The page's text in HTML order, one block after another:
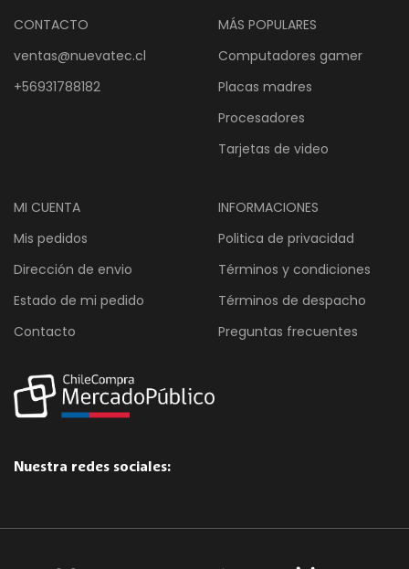
CONTACTO
ventas@nuevatec.cl
+56931788182
MÁS POPULARES
Computadores gamer
Placas madres
Procesadores
Tarjetas de video
MI CUENTA
Mis pedidos
Dirección de envio
Estado de mi pedido
Contacto
INFORMACIONES
Politica de privacidad
Términos y condiciones
Términos de despacho
Preguntas frecuentes
Nuestra redes sociales: